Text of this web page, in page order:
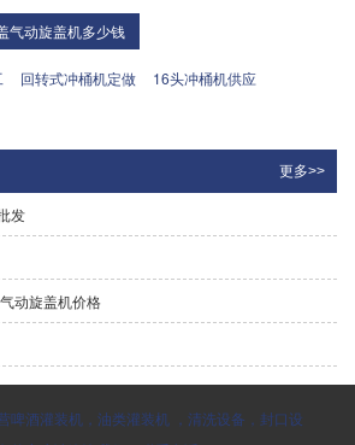
气动旋盖机多少钱
回转式冲桶机定做 16头冲桶机供应
更多>>
发
动旋盖机价格
啤酒灌装机，油类灌装机 ，清洗设备，封口设